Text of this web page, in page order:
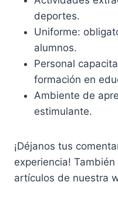
deportes.
Uniforme:
alumnos.
Personal
formación en
Ambiente de
estimulante.
¡Déjanos tus
experiencia!
artículos de nuestra